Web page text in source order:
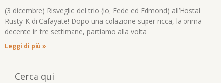
(3 dicembre) Risveglio del trio (io, Fede ed Edmond) all’Hostal
Rusty-K di Cafayate! Dopo una colazione super ricca, la prima
decente in tre settimane, partiamo alla volta
Leggi di più »
Cerca qui